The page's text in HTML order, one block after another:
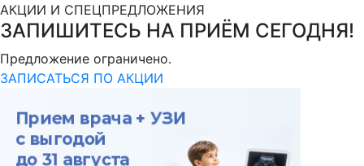
АКЦИИ И СПЕЦПРЕДЛОЖЕНИЯ
ЗАПИШИТЕСЬ НА ПРИЁМ СЕГОДНЯ!
Предложение ограничено.
ЗАПИСАТЬСЯ ПО АКЦИИ